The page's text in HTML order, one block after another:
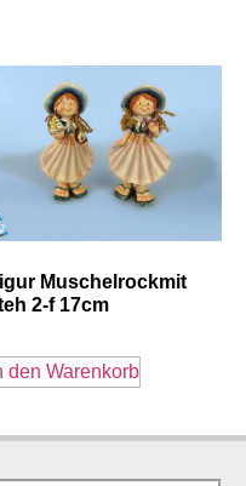
Muschelrockmit
2-f 17cm
den Warenkorb